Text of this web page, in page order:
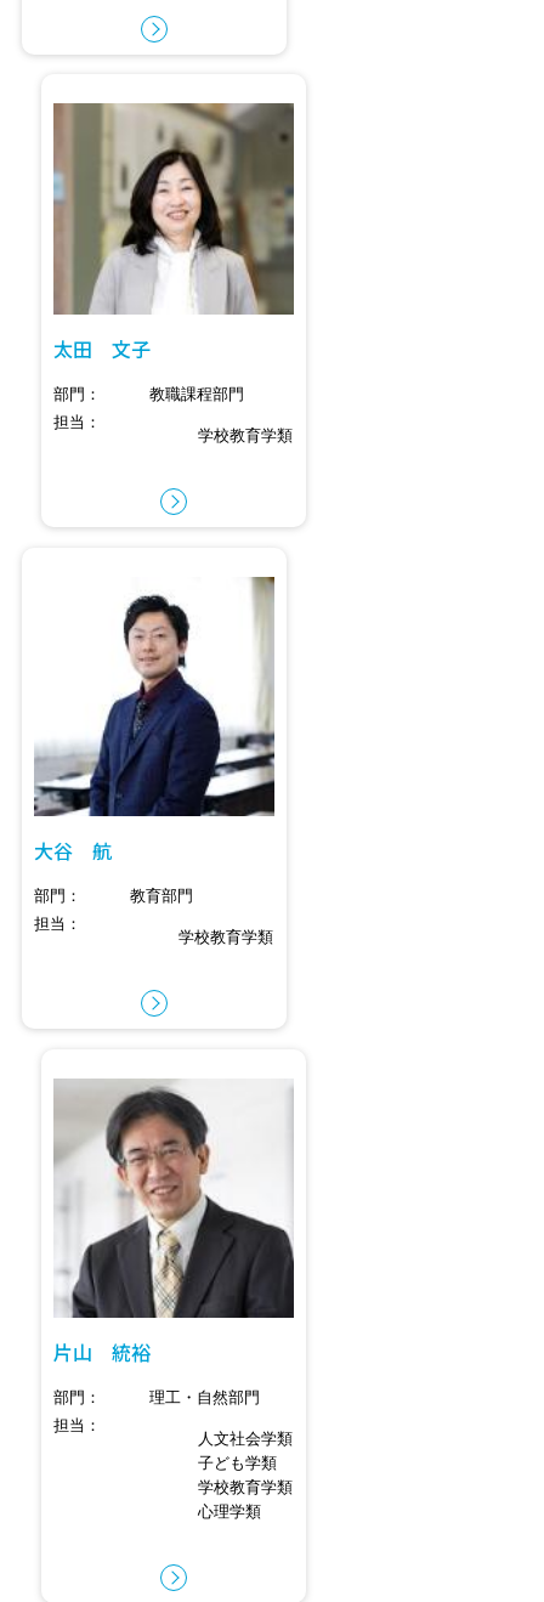
太田 文子
部門
教職課程部門
担当
学校教育学類
大谷 航
部門
教育部門
担当
学校教育学類
片山 統裕
部門
理工・自然部門
担当
人文社会学類
子ども学類
学校教育学類
心理学類